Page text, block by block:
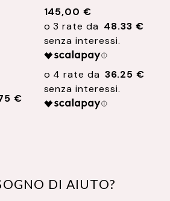
48.33 €
36.25 €
CRISTALLI
150,00 €
50.00 €
DI AIUTO?